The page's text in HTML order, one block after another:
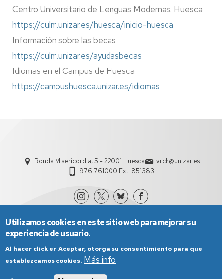
Centro Universitario de Lenguas Modernas. Huesca
https://culm.unizar.es/huesca/inicio-huesca
Información sobre las becas
https://culm.unizar.es/ayudasbecas
Idiomas en el Campus de Huesca
https://campushuesca.unizar.es/idiomas
Ronda Misericordia, 5 - 22001 Huesca
vrch@unizar.es
976 761000 Ext: 851383
Utilizamos cookies en este sitio web para mejorar su
experiencia de usuario.
Al hacer click en Aceptar, otorga su consentimiento para que
establezcamos cookies. Más info